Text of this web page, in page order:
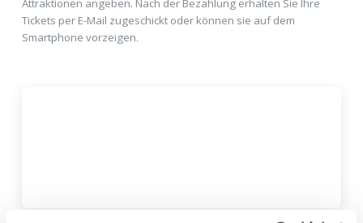
Attraktionen angeben. Nach der Bezahlung erhalten Sie Ihre
Tickets per E-Mail zugeschickt oder können sie auf dem
Smartphone vorzeigen.